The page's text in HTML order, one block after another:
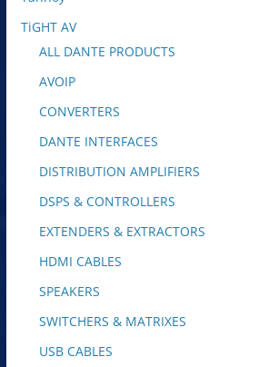
TiGHT AV
ALL DANTE PRODUCTS
AVOIP
CONVERTERS
DANTE INTERFACES
DISTRIBUTION AMPLIFIERS
DSPS & CONTROLLERS
EXTENDERS & EXTRACTORS
HDMI CABLES
SPEAKERS
SWITCHERS & MATRIXES
USB CABLES